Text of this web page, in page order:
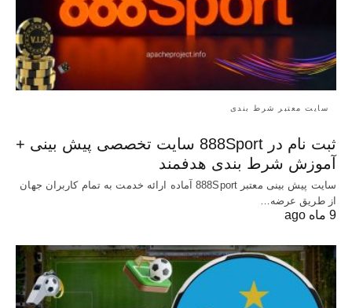
سایت معتبر شرط بندی
ثبت نام در 888Sport سایت تخصصی پیش بینی +
آموزش شرط بندی هدفمند
سایت پیش بینی معتبر 888Sport آماده ارائه خدمت به تمام کاربران جهان
از طریق عرضه…
9 ماه ago